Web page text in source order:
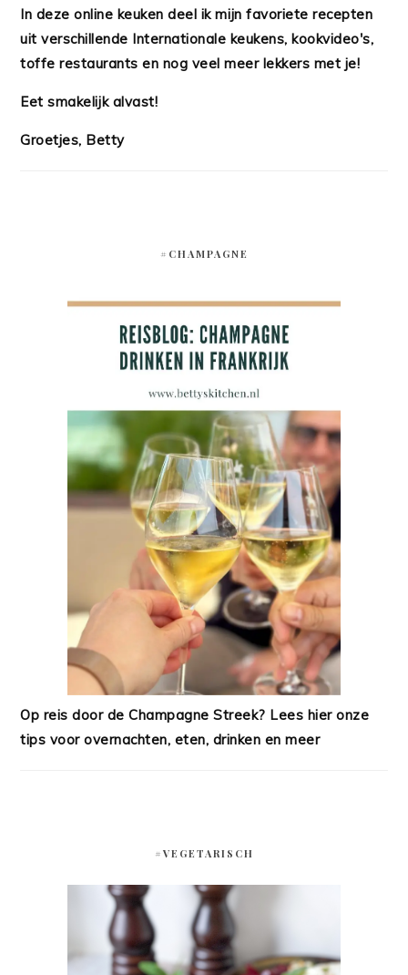
In deze online keuken deel ik mijn favoriete recepten
uit verschillende Internationale keukens, kookvideo's,
toffe restaurants en nog veel meer lekkers met je!
Eet smakelijk alvast!
Groetjes, Betty
#CHAMPAGNE
Op reis door de Champagne Streek? Lees hier onze
tips voor overnachten, eten, drinken en meer
#VEGETARISCH